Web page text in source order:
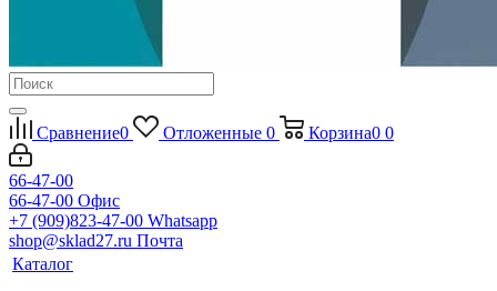
Сравнение0 Отложенные 0 Корзина0 0
66-47-00
66-47-00 Офис
+7 (909)823-47-00 Whatsapp
shop@sklad27.ru Почта
Каталог